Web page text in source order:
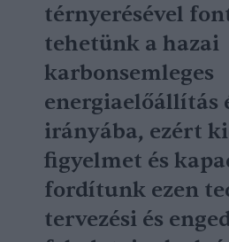
térnyerésével
tehetünk a hazai
karbonsemleges
energiaelőállítás
irányába, ezért
figyelmet és
fordítunk ezen
tervezési és